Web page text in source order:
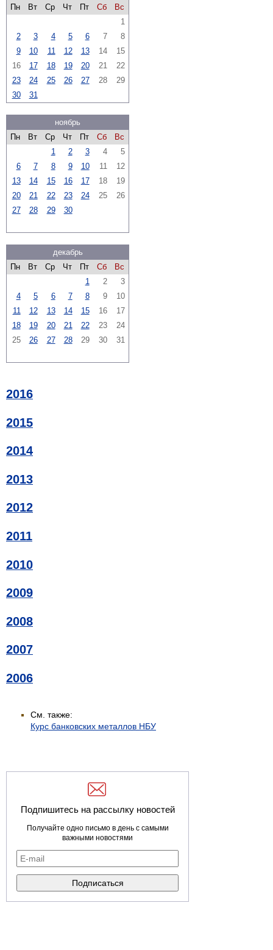
Пн Вт Ср Чт Пт Сб
Вс
1
2
3 4 5 6 7
8
9
10 11 12 13 14
15
16
17 18 19 20 21
22
23
24 25 26 27 28
29
30
31
ноябрь
Пн
Вт Ср Чт Пт Сб
Вс
1
2 3 4
5
6
7 8 9 10 11
12
13
14 15 16 17 18
19
20
21 22 23 24 25
26
27
28 29 30
декабрь
Пн
Вт Ср Чт Пт Сб
Вс
1
2
3
4
5 6 7 8 9
10
11
12 13 14 15 16
17
18
19 20 21 22 23
24
25
26 27 28 29 30 31
2016
2015
2014
2013
2012
2011
2010
2009
2008
2007
2006
См. также:
Курс банковских металлов НБУ
Подпишитесь на рассылку новостей
Получайте одно письмо в день с самыми
важными новостями